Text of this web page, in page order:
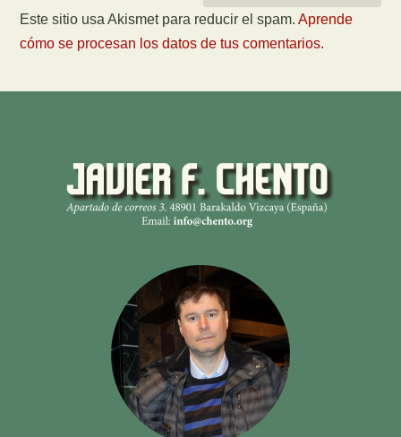
Este sitio usa Akismet para reducir el spam.Aprende
cómo se procesan los datos de tus comentarios.